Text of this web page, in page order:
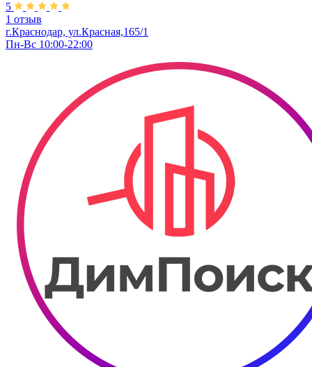
5
1 отзыв
г.Краснодар, ул.Красная,165/1
Пн-Вс 10:00-22:00